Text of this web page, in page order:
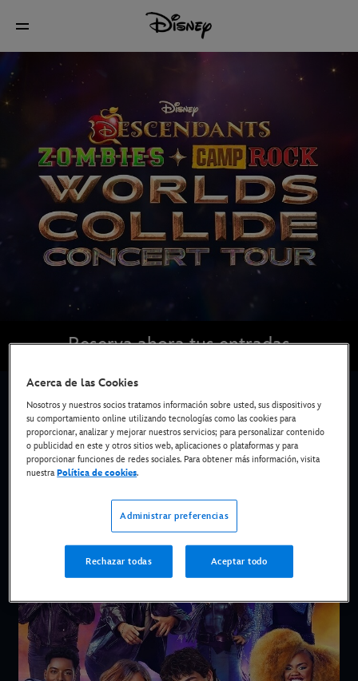
Reserva ahora tus entradas
Acerca de las Cookies
Nosotros y nuestros socios tratamos información sobre usted, sus dispositivos y
su comportamiento online utilizando tecnologías como las cookies para
proporcionar, analizar y mejorar nuestros servicios; para personalizar contenido
o publicidad en este y otros sitios web, aplicaciones o plataformas y para
proporcionar funciones de redes sociales. Para obtener más información, visita
nuestra Política de cookies.
Administrar preferencias
Rechazar todas Aceptar todo